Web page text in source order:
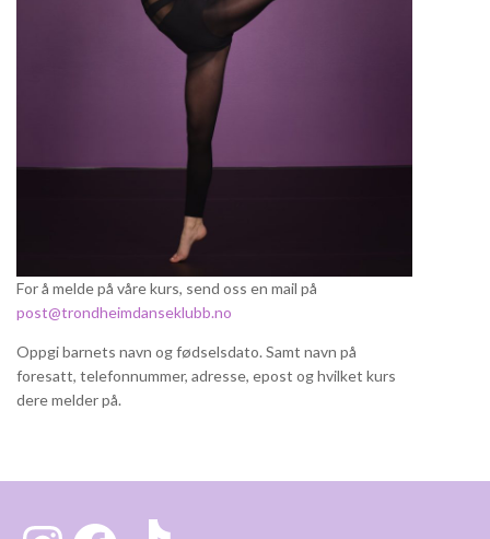
For å melde på våre kurs, send oss en mail på
post@trondheimdanseklubb.no
Oppgi barnets navn og fødselsdato. Samt navn på
foresatt, telefonnummer, adresse, epost og hvilket kurs
dere melder på.